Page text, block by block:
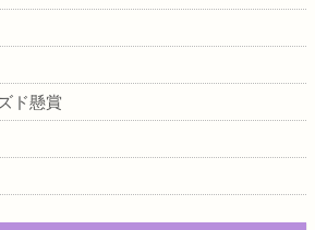
ド懸賞